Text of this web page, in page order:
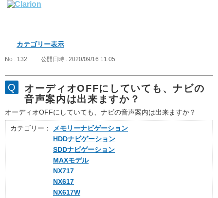
カテゴリー表示
No : 132 公開日時 : 2020/09/16 11:05
オーディオOFFにしていても、ナビの
音声案内は出来ますか？
オーディオOFFにしていても、ナビの音声案内は出来ますか？
カテゴリー：
メモリーナビゲーション
HDDナビゲーション
SDDナビゲーション
MAXモデル
NX717
NX617
NX617W